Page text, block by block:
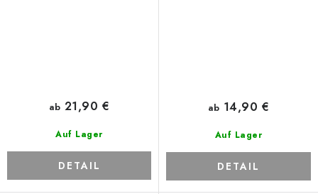
Auf Lager
ab 21,90 €
DETAIL
Auf Lager
ab 14,90 €
DETAIL